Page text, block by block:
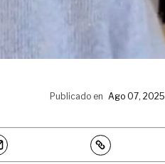
Publicado en Ago 07, 2025